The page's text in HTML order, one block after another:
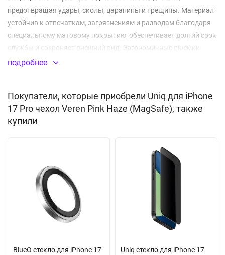
предотвращая удары, сколы, царапины и трещины. Материал
устойчив к отпечаткам, загрязнениям и разводам благодаря
специальному матовому покрытию, обеспечивает долгий срок
службы и сохраняет внешний вид. Эргономичные выемки
обеспечивают уверенный и комфортный хват. Приподнятые
заглушками, интегрированными в чехол - это защищает их от
попадания пыли и капель влаги. Толщина кейса не
препятствует nfc сигналу. Благодаря встроенному магниту
креплением: картхолдеры, зарядки, держатели. Поставляется
в фирменной подарочной упаковке производителя.
Ударопоглощающий термополиуретан + поликарбонат
Встроенный магнитный модуль MagSafe
Матовая поверхность, не оставляет отпечатков
подробнее
Покупатели, которые приобрели Uniq для iPhone
17 Pro чехол Veren Pink Haze (MagSafe), также
купили
BlueO стекло для iPhone 17
Uniq стекло для iPhone 17